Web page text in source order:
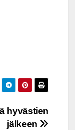
hyvästien
jälkeen